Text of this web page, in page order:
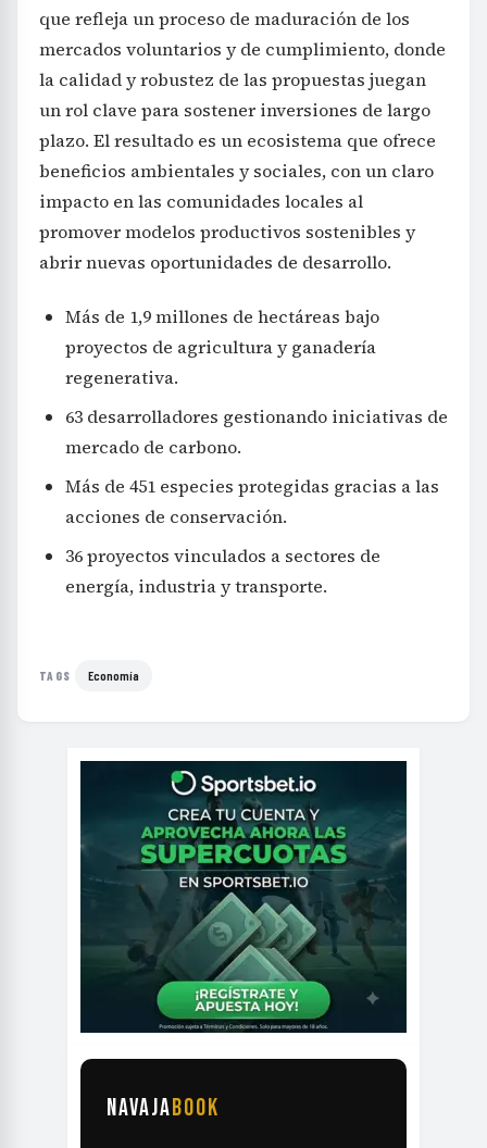
que refleja un proceso de maduración de los
mercados voluntarios y de cumplimiento, donde
la calidad y robustez de las propuestas juegan
un rol clave para sostener inversiones de largo
plazo. El resultado es un ecosistema que ofrece
beneficios ambientales y sociales, con un claro
impacto en las comunidades locales al
promover modelos productivos sostenibles y
abrir nuevas oportunidades de desarrollo.
Más de 1,9 millones de hectáreas bajo
proyectos de agricultura y ganadería
regenerativa.
63 desarrolladores gestionando iniciativas de
mercado de carbono.
Más de 451 especies protegidas gracias a las
acciones de conservación.
36 proyectos vinculados a sectores de
energía, industria y transporte.
TAGS Economía
NAVAJABOOK